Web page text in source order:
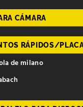
CÁMARA
RÁPIDOS/
de milano